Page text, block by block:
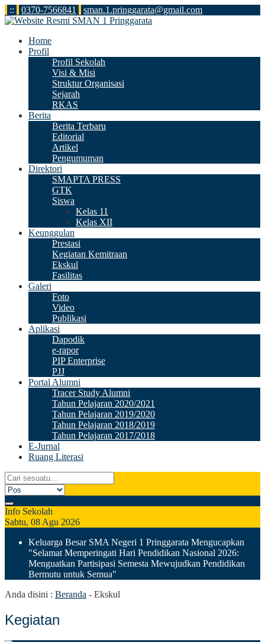
:: 0370-7566841 sman.1.pringgarata@gmail.com
Home
Profil
Profil Sekolah
Visi & Misi
Struktur Organisasi
Sejarah
RKAS
Berita
Berita Terbaru
Editorial
Artikel
Pengumuman
Direktori
SMAPTA PRESS
GTK
Siswa
Kelas 11
Kelas XII
Keunggulan
Prestasi
Kegiatan Kemitraan
Ekskul
Fasilitas
Galeri
Foto
Video
Publikasi
Aplikasi
Dapodik
e-rapor
PIP Enterprise
PJJ
Portal Alumni
Tracer Study Alumni
Tahun Pelajaran 2020/2021
Tahun Pelajaran 2019/2020
Tahun Pelajaran 2018/2019
Tahun Pelajaran 2017/2018
E-Jurnal
Ruang Literasi
Info Sekolah
Sabtu, 08 Agu 2026
Keluarga Besar SMA Negeri 1 Pringgarata Mengucapkan
"Selamat Memperingati Hari Pendidikan Nasional 2026:
Menguatkan Partisipasi Semesta Mewujudkan Pendidikan
Bermutu untuk Semua"
Anda disini : Beranda - Ekskul
Kegiatan